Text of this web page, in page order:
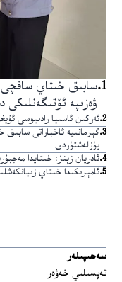
1
.سابىق خىتاي ساقچى
ۋەزىپە ئۆتىگەنلىكى
2
.ئەركىن ئاسىيا رادىيوسى ئۇيغۇرچە
3
.گېرمانىيە ئاخباراتى
يۈزلەشتۈردى
4
.ئادريان زېنز: خىتايدا
5
.ئامېرىكىدا خىتاي
سەھىپىلەر
تەپسىلىي خەۋەر